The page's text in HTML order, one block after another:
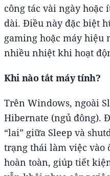
công tác vài ngày
dài. Điều này đặc biệt
gaming hoặc máy hiệu
nhiều nhiệt khi hoạt
Khi nào tắt máy tính?
Trên Windows, ngoài
Hibernate (ngủ đông).
“lai” giữa Sleep và
trạng thái làm việc vào
hoàn toàn, giúp tiết